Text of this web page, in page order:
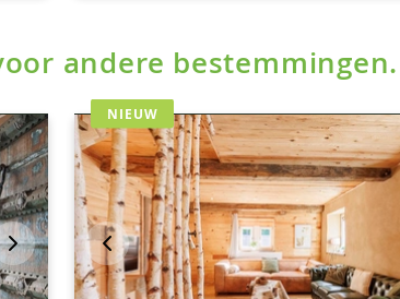
andere bestemmingen.